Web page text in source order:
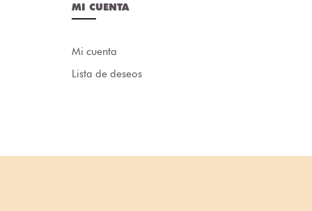
MI CUENTA
Mi cuenta
Lista de deseos